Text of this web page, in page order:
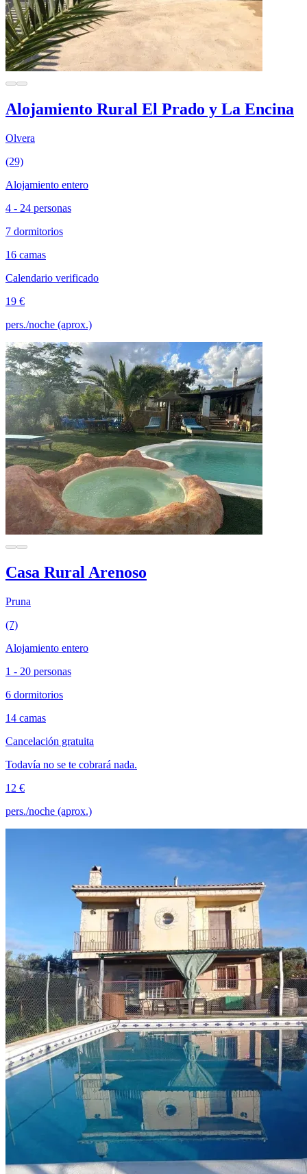
Alojamiento Rural El Prado y La Encina
Olvera
(29)
Alojamiento entero
4 - 24 personas
7 dormitorios
16 camas
Calendario verificado
19 €
pers./noche (aprox.)
Casa Rural Arenoso
Pruna
(7)
Alojamiento entero
1 - 20 personas
6 dormitorios
14 camas
Cancelación gratuita
Todavía no se te cobrará nada.
12 €
pers./noche (aprox.)